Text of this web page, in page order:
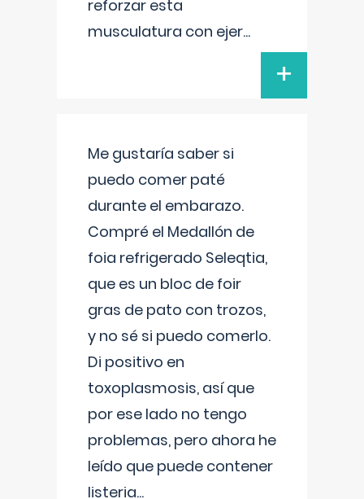
reforzar esta
musculatura con ejer...
+
Me gustaría saber si
puedo comer paté
durante el embarazo.
Compré el Medallón de
foia refrigerado Seleqtia,
que es un bloc de foir
gras de pato con trozos,
y no sé si puedo comerlo.
Di positivo en
toxoplasmosis, así que
por ese lado no tengo
problemas, pero ahora he
leído que puede contener
listeria...